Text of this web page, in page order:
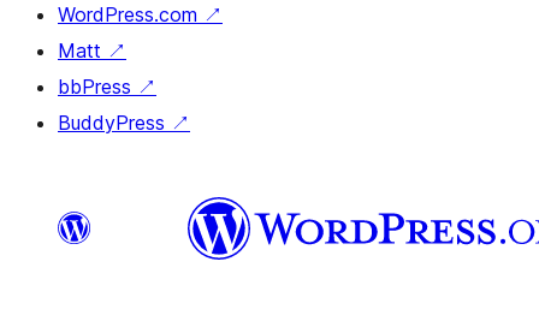
WordPress.com ↗
Matt ↗
bbPress ↗
BuddyPress ↗